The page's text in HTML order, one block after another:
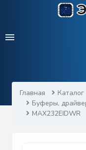
Главная
Каталог
Буферы,
MAX232EIDWR